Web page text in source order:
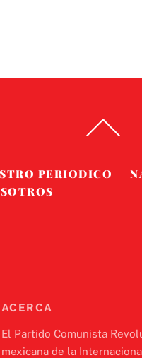
To
PERIODICO
ACERCA
El Partido Comunista
mexicana de la